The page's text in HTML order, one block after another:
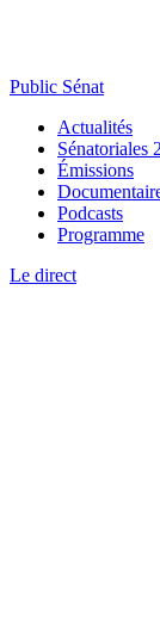
Public Sénat
Actualités
Sénatoriales
Émissions
Podcasts
Programme
Le direct